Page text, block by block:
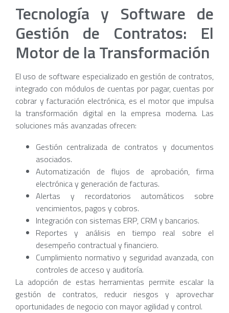
Tecnología y Software de
Gestión de Contratos: El
Motor de la Transformación
El uso de software especializado en gestión de contratos,
integrado con módulos de cuentas por pagar, cuentas por
cobrar y facturación electrónica, es el motor que impulsa
la transformación digital en la empresa moderna. Las
soluciones más avanzadas ofrecen:
Gestión centralizada de contratos y documentos
asociados.
Automatización de flujos de aprobación, firma
electrónica y generación de facturas.
Alertas y recordatorios automáticos sobre
vencimientos, pagos y cobros.
Integración con sistemas ERP, CRM y bancarios.
Reportes y análisis en tiempo real sobre el
desempeño contractual y financiero.
Cumplimiento normativo y seguridad avanzada, con
controles de acceso y auditoría.
La adopción de estas herramientas permite escalar la
gestión de contratos, reducir riesgos y aprovechar
oportunidades de negocio con mayor agilidad y control.